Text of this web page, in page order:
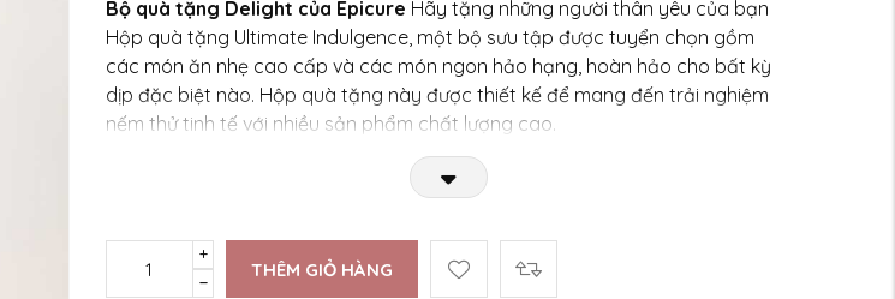
Bộ quà tặng Delight của Epicure Hãy tặng những người thân yêu của bạn
Hộp quà tặng Ultimate Indulgence, một bộ sưu tập được tuyển chọn gồm
các món ăn nhẹ cao cấp và các món ngon hảo hạng, hoàn hảo cho bất kỳ
dịp đặc biệt nào. Hộp quà tặng này được thiết kế để mang đến trải nghiệm
nếm thử tinh tế với nhiều sản phẩm chất lượng cao.
THÊM GIỎ HÀNG